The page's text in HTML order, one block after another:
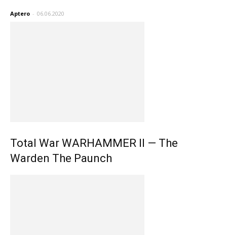
Aptero - 06.06.2020
Total War WARHAMMER II — The
Warden The Paunch